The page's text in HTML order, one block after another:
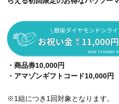
・商品券10,000円
・アマゾンギフトコード10,000円
※1組につき1回対象となります。